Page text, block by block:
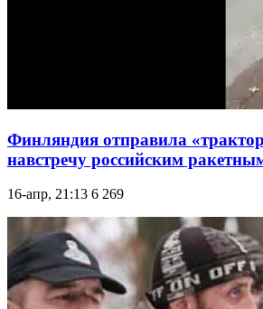
Финляндия отправила
навстречу российским
16-апр, 21:13 6 269